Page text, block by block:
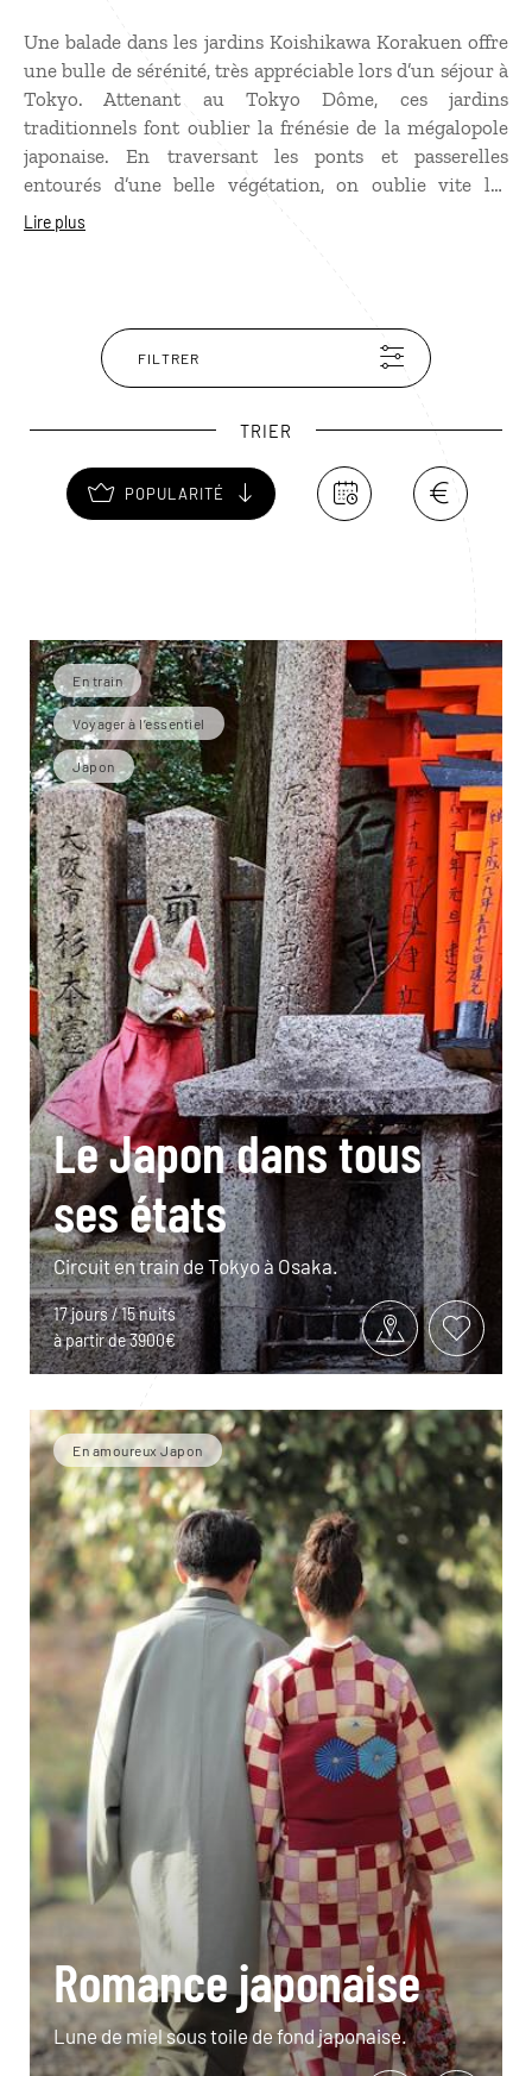
Une balade dans les jardins Koishikawa Korakuen offre
une bulle de sérénité, très appréciable lors d’un séjour à
Tokyo. Attenant au Tokyo Dôme, ces jardins
traditionnels font oublier la frénésie de la mégalopole
japonaise. En traversant les ponts et passerelles
entourés d’une belle végétation, on oublie vite les
immeubles autour. Créé au XVIIe siècle, au début de
en novembre quand les feuilles se parent de rouge et au
printemps lorsque les cerisiers sont en fleurs.
Lire plus
FILTRER
TRIER
POPULARITÉ
En train
Voyager à l’essentiel
Japon
Le Japon dans tous
ses états
Circuit en train de Tokyo à Osaka.
17 jours / 15 nuits
à partir de 3900€
En amoureux Japon
Romance japonaise
Lune de miel sous toile de fond japonaise.